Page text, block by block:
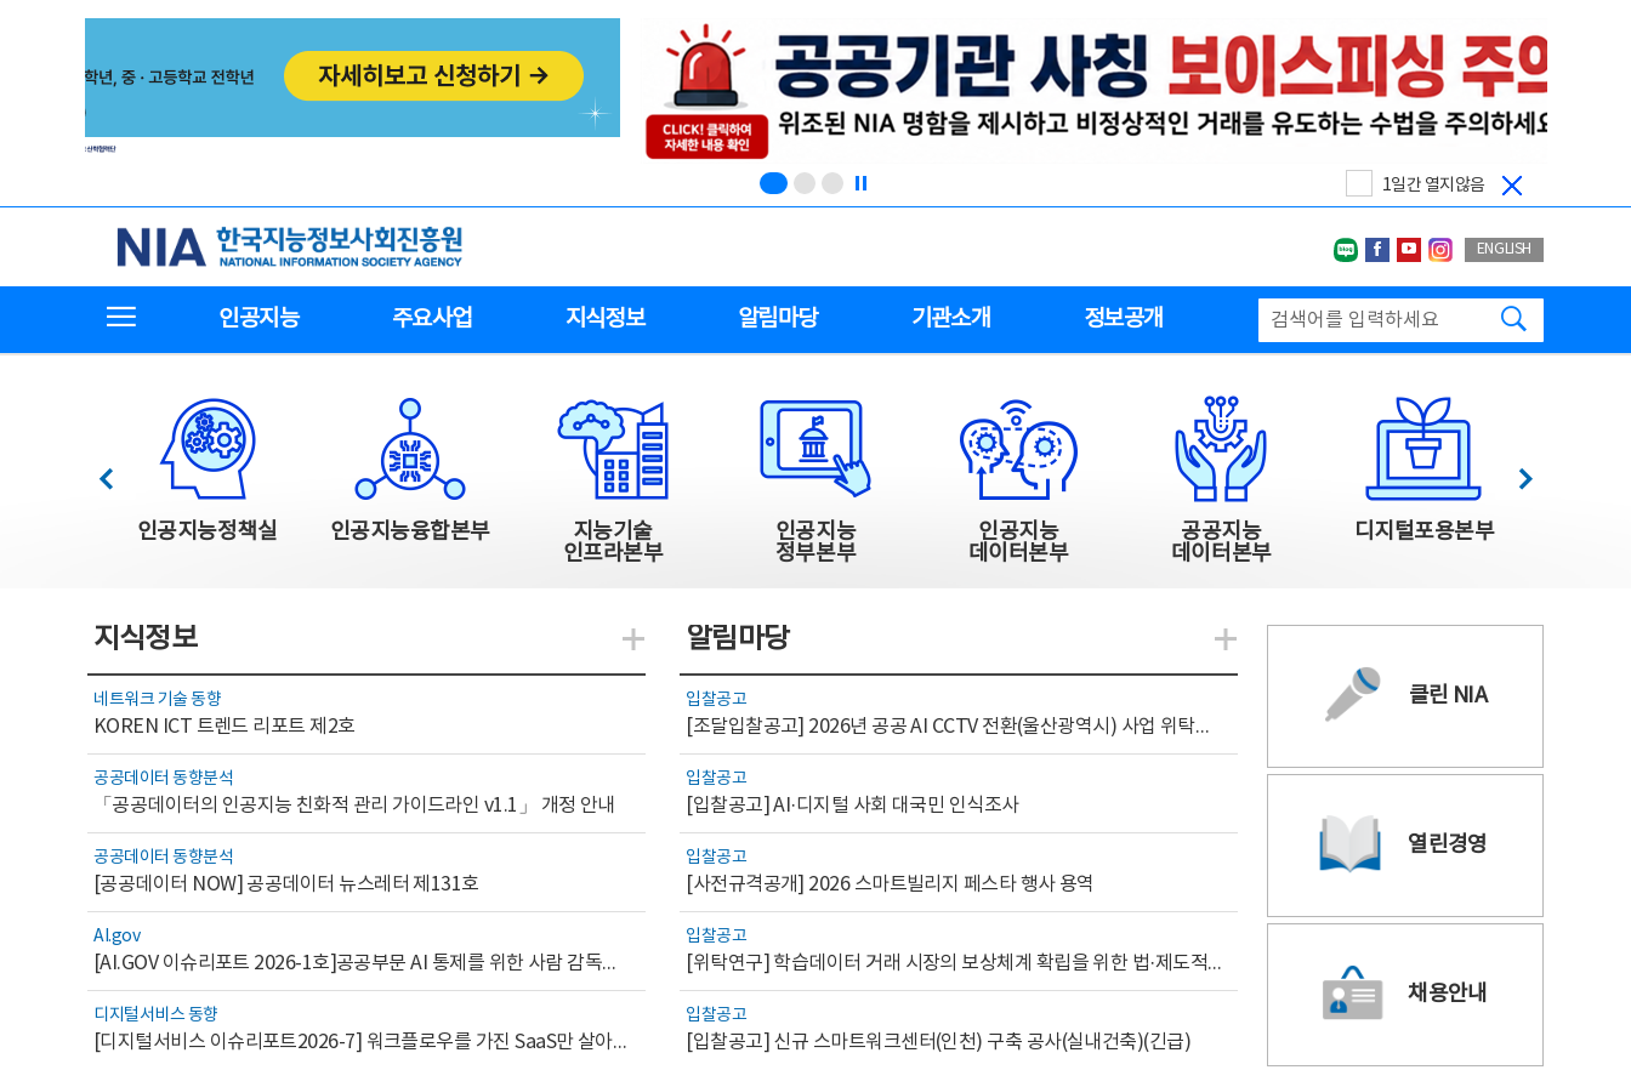
1일간 열지않음
한국지능정보사회진흥원
네이버블로그
페이스북
유투브인스타그랩
ENGLISH
인공지능 주요사업 지식정보 알림마당 기관소개 정보공개
한국지능정보사회진흥원 주요사업
인공지능정책실 인공지능융합본부
지능기술
인프라본부
인공지능
정부본부
인공지능
데이터본부
공공지능
데이터본부
디지털포용본부
이전 다음
지식정보
네트워크 기술 동향
KOREN ICT 트렌드 리포트 제2호
공공데이터 동향분석
「공공데이터의 인공지능 친화적 관리 가이드라인 v1.1」 개정 안내
공공데이터 동향분석
[공공데이터 NOW] 공공데이터 뉴스레터 제131호
AI.gov
[AI.GOV 이슈리포트 2026-1호]공공부문 AI 통제를 위한 사람 감독의 해외 사례 분석 및 시사점
디지털서비스 동향
[디지털서비스 이슈리포트2026-7] 워크플로우를 가진 SaaS만 살아남는다
지식관련 더보기
알림마당
입찰공고
[조달입찰공고] 2026년 공공 AI CCTV 전환(울산광역시) 사업 위탁감리
입찰공고
[입찰공고] AI·디지털 사회 대국민 인식조사
입찰공고
[사전규격공개] 2026 스마트빌리지 페스타 행사 용역
입찰공고
[위탁연구] 학습데이터 거래 시장의 보상체계 확립을 위한 법·제도적 검토 방안 연구
입찰공고
[입찰공고] 신규 스마트워크센터(인천) 구축 공사(실내건축)(긴급)
알림관련 더보기
클린 NIA
열린경영
채용안내